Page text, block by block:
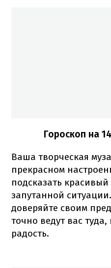
Гороскоп на
Ваша творческая
прекрасном
подсказать
запутанной
доверяйте своим
точно ведут вас
радость.